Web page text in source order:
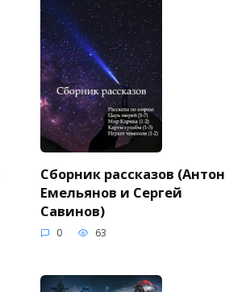
Сборник рассказов (Антон
Емельянов и Сергей
Савинов)
0 63